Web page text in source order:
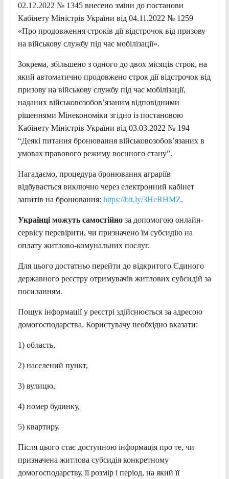
02.12.2022 № 1345 внесено зміни до постанови
Кабінету Міністрів України від 04.11.2022 № 1259
«Про продовження строків дії відстрочок від призову
на військову службу під час мобілізації».
Зокрема, збільшено з одного до двох місяців строк, на
який автоматично продовжено строк дії відстрочок від
призову на військову службу під час мобілізації,
наданих військовозобов’язаним відповідними
рішеннями Мінекономіки згідно із постановою
Кабінету Міністрів України від 03.03.2022 № 194
“Деякі питання бронювання військовозобов’язаних в
умовах правового режиму воєнного стану”.
Нагадаємо, процедура бронювання аграріїв
відбувається виключно через електронний кабінет
запитів на бронювання: https://bit.ly/3HeRHMZ.
Українці можуть самостійноза допомогою онлайн-
сервісу перевірити, чи призначено їм субсидію на
оплату житлово-комунальних послуг.
Для цього достатньо перейти до відкритого Єдиного
державного реєстру отримувачів житлових субсидій за
посиланням.
Пошук інформації у реєстрі здійснюється за адресою
домогосподарства. Користувачу необхідно вказати:
1) область,
2) населений пункт,
3) вулицю,
4) номер будинку,
5) квартиру.
Після цього стає доступною інформація про те, чи
призначена житлова субсидія конкретному
домогосподарству, її розмір і період, на який її